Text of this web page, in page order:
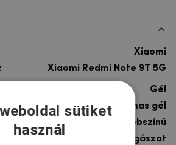
Xiaomi
Xiaomi Redmi Note 9T 5G
Gél
rugalmas gél
többszínű
Horgászat
sütiket
használ